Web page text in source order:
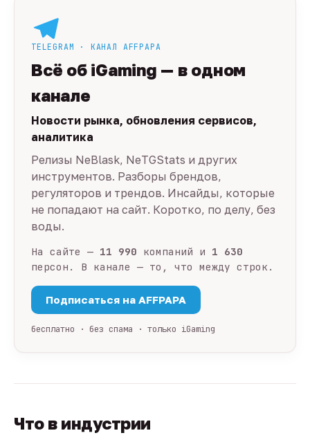
TELEGRAM · КАНАЛ AFFPAPA
Всё об iGaming — в одном
канале
Новости рынка, обновления сервисов,
аналитика
Релизы NeBlask, NeTGStats и других
инструментов. Разборы брендов,
регуляторов и трендов. Инсайды, которые
не попадают на сайт. Коротко, по делу, без
воды.
На сайте — 11 990 компаний и 1 630
персон. В канале — то, что между строк.
Подписаться на AFFPAPA
бесплатно · без спама · только iGaming
Что в индустрии